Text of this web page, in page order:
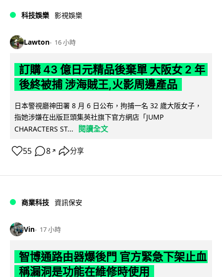
科技娛樂 影視娛樂
Lawton 16 小時
訂購 43 億日元精品後棄單 大阪女 2 年
後終被捕 涉海賊王,火影周邊產品
日本警視廳神田署 8 月 6 日公布，拘捕一名 32 歲大阪女子，
指她涉嫌在出版巨頭集英社旗下官方網店「JUMP
CHARACTERS ST...
閱讀全文
55 8 ↗ 分享
商業科技 資訊保安
Vin 17 小時
智博通路由器爆後門 官方緊急下架止血
稱漏洞是功能在維修時使用